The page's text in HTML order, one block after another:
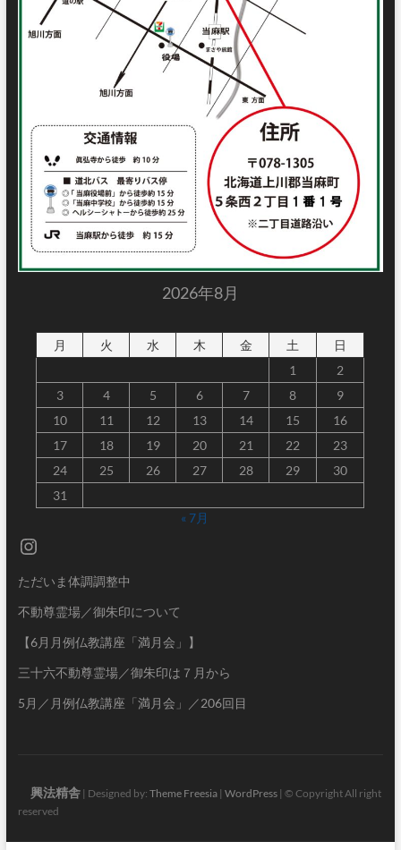
2026年8月
月 火 水 木 金 土
日
1
2
3
4 5 6 7 8
9
10
11 12 13 14 15
16
17
18 19 20 21 22
23
24
25 26 27 28 29
30
31
« 7月
Instagram
ただいま体調調整中
不動尊霊場／御朱印について
【6月月例仏教講座「満月会」】
三十六不動尊霊場／御朱印は７月から
5月／月例仏教講座「満月会」／206回目
興法精舎| Designed by: Theme Freesia| WordPress| © Copyright All right
reserved